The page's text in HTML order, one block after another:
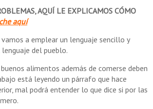
AQUÍ LE EXPLICAMOS CÓMO
aquí
a emplear un lenguaje sencillo y
del pueblo.
alimentos además de comerse deben
está leyendo un párrafo que hace
mal podrá entender lo que dice si por las